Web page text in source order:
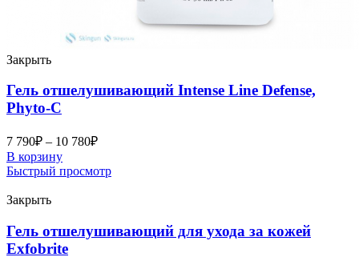
Закрыть
Гель отшелушивающий Intense Line Defense,
Phyto-C
7 790₽ – 10 780₽
В корзину
Быстрый просмотр
Закрыть
Гель отшелушивающий для ухода за кожей
Exfobrite